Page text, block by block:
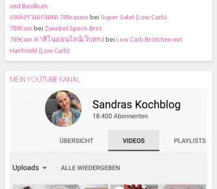
und Basilkum
แหล่งรวมเกมสด 789casino bei Super Salat (Low Carb)
789Coin bei Zwiebel Speck Brot
789Coin คาสิโนออนไลน์เว็บตรง bei Low Carb Brötchen mit
Hanfmehl (Low Carb)
MEIN YOUTUBE KANAL